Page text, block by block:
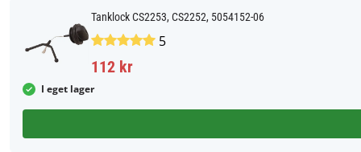
Tanklock CS2253, CS2252, 5054152-06
5
112 kr
I eget lager